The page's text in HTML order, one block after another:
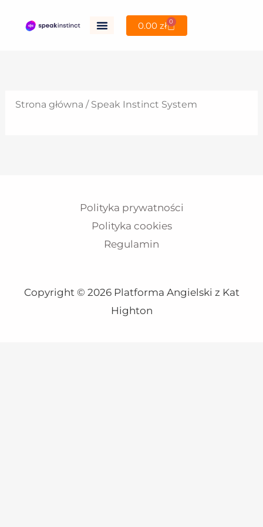
0.00 zł 0
Wózek
Strona główna / Speak Instinct System
Polityka prywatności
Polityka cookies
Regulamin
Copyright © 2026 Platforma Angielski z Kat
Highton